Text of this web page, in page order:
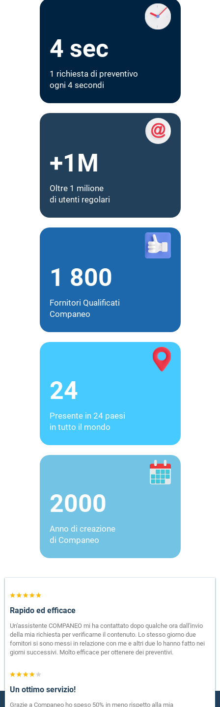
4 sec
1 richiesta di preventivo
ogni 4 secondi
+1M
Oltre 1 milione
di utenti regolari
1 800
Fornitori Qualificati
Companeo
24
Presente in 24 paesi
in tutto il mondo
2000
Anno di creazione
di Companeo
Rapido ed efficace
Un'assistente COMPANEO mi ha contattato dopo qualche ora dall'invio
della mia richiesta per verificarne il contenuto. Lo stesso giorno due
fornitori si sono messi in relazione con me e altri due lo hanno fatto nei
giorni successivi. Molto efficace per ottenere dei preventivi.
Un ottimo servizio!
Grazie a Companeo ho speso 50% in meno rispetto alla mia